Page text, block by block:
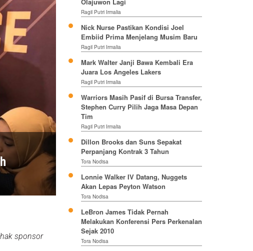
sponsor
Olajuwon Lagi
Ragil Putri Irmalia
Nick Nurse Pastikan Kondisi Joel
Embiid Prima Menjelang Musim Baru
Ragil Putri Irmalia
Mark Walter Janji Bawa Kembali Era
Juara Los Angeles Lakers
Ragil Putri Irmalia
Warriors Masih Pasif di Bursa Transfer,
Stephen Curry Pilih Jaga Masa Depan
Tim
Ragil Putri Irmalia
Dillon Brooks dan Suns Sepakat
Perpanjang Kontrak 3 Tahun
Tora Nodisa
Lonnie Walker IV Datang, Nuggets
Akan Lepas Peyton Watson
Tora Nodisa
LeBron James Tidak Pernah
Melakukan Konferensi Pers Perkenalan
Sejak 2010
Tora Nodisa